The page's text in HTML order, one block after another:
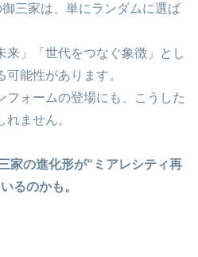
三家は、単にランダムに選ば
来」「世代をつなぐ象徴」とし
能性があります。
フォームの登場にも、こうした
ません。
家の進化形が“ミアレシティ再
るのかも。